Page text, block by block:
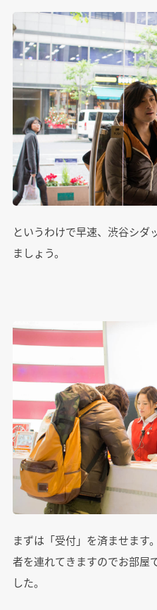
というわけで早速、渋谷シダ
ましょう。
まずは「受付」を済ませます
者を連れてきますのでお部屋
した。